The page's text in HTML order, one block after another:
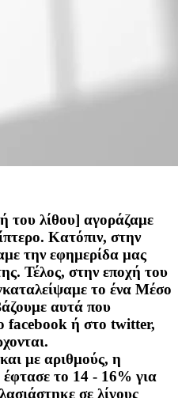
του λίθου] αγοράζαμε
Κατόπιν, στην
την εφημερίδα μας
Τέλος, στην εποχή του
το ένα Μέσο
αυτά που
facebook ή στο twitter,
με αριθμούς, η
το 14 - 16% για
σε λίγους